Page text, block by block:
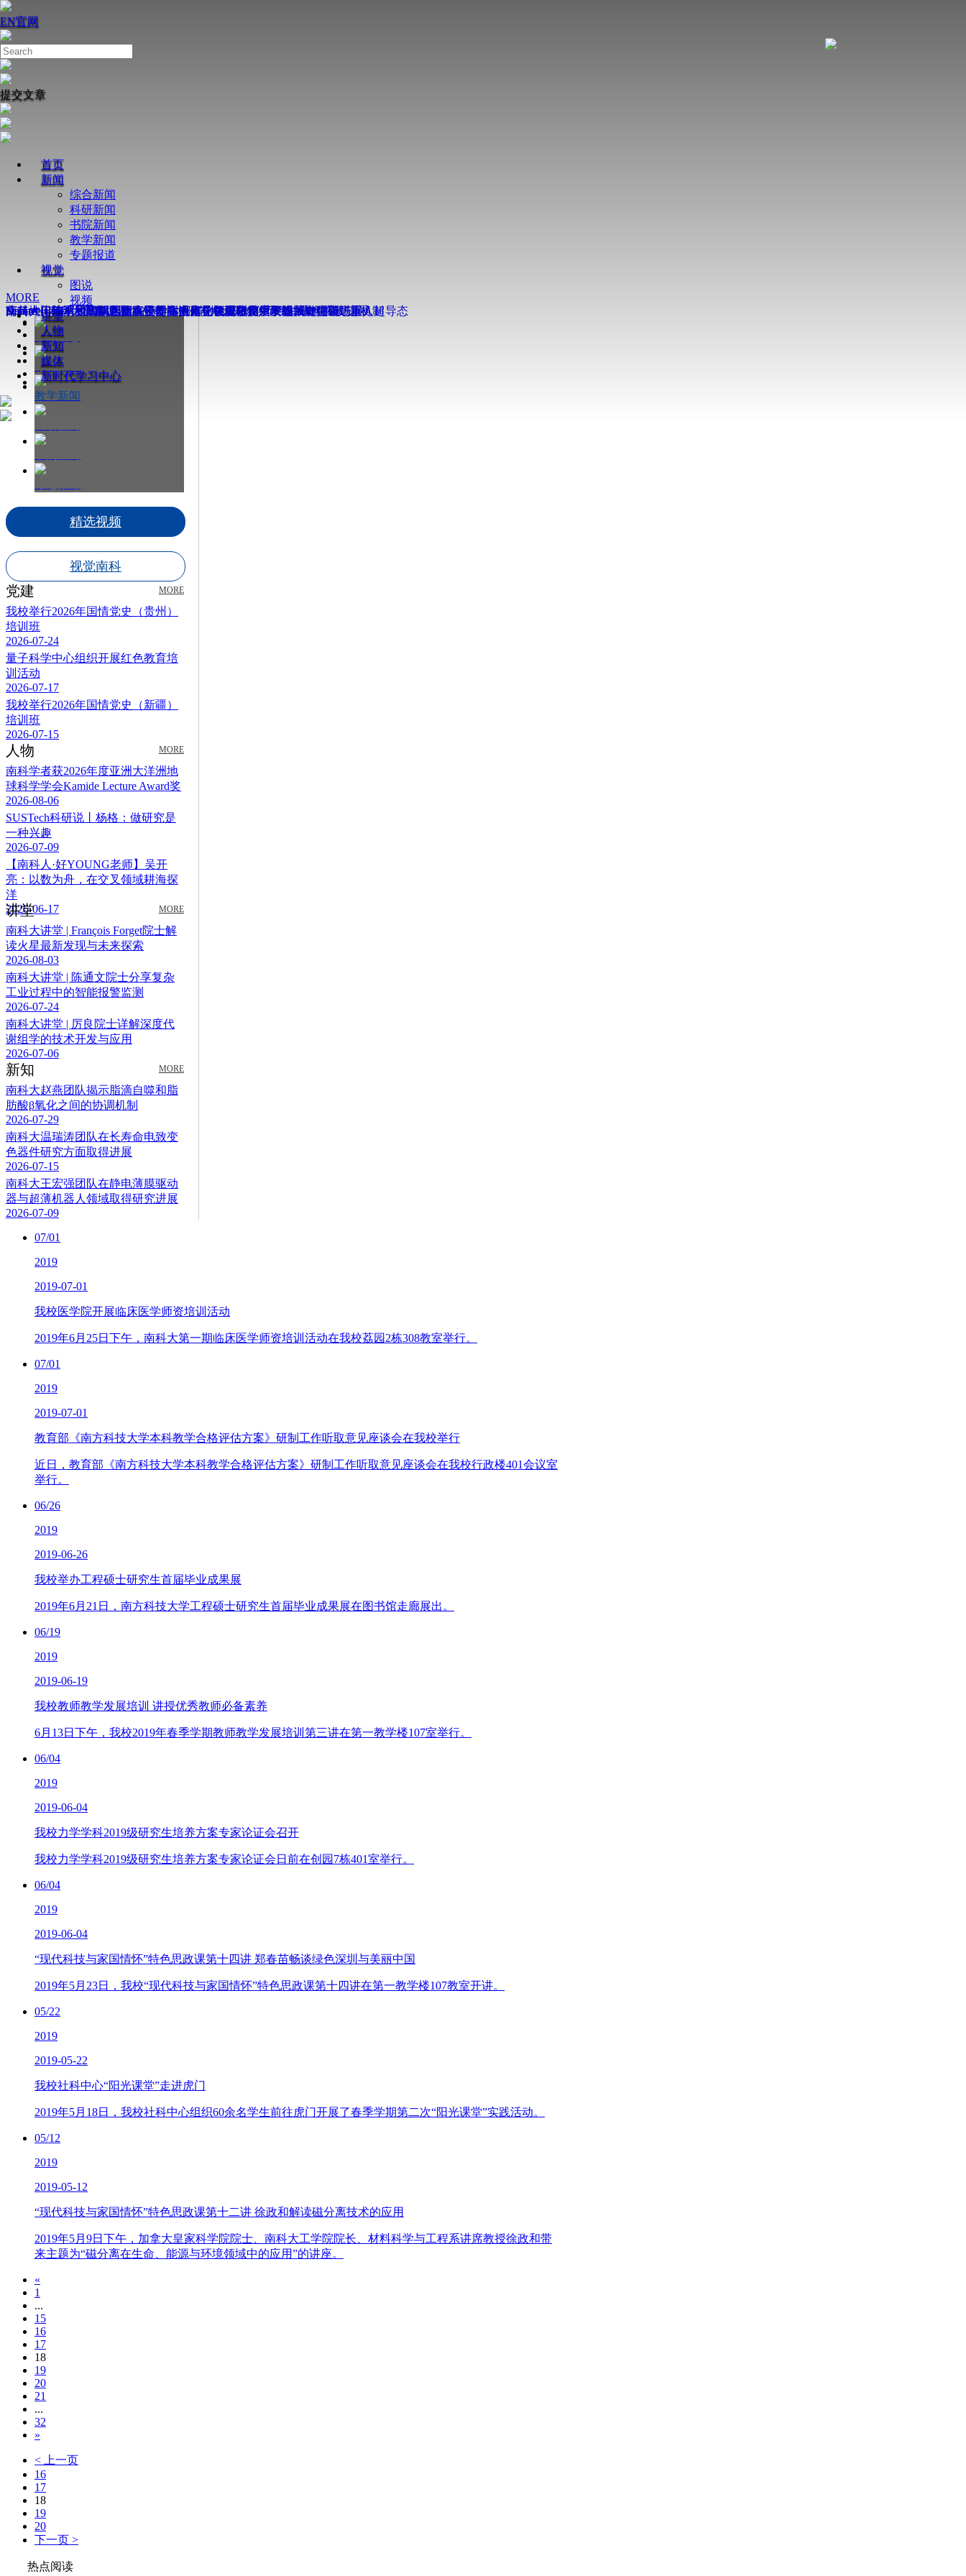
EN官网
提交文章
首页
新闻
综合新闻
科研新闻
书院新闻
教学新闻
专题报道
视觉
图说
视频
讲堂
人物
新知
媒体
新时代学习中心
Nature丨南科大周鑫课题组在奇点增强芯片级陀螺仪研究中取得重要进展
南科大田瑞军和陶丽芝团队合作在活体化学蛋白质组学领域取得新进展
薛其坤—陈卓昱团队合作在镍基高温超导机理研究中取得关键突破
Science丨南科大谭斌团队在不对称光催化领域取得重要进展
南科大何佳清团队揭示超离子导体中离子在皮秒尺度下的“结伴扩散”新机制
Nature丨南科大薛其坤-陈卓昱团队合作在镍氧化物中发现新奇强磁场重入超导态
MORE
最新动态
综合新闻
教学新闻
精选视频
视觉南科
党建 MORE
我校举行2026年国情党史（贵州）
培训班
2026-07-24
量子科学中心组织开展红色教育培
训活动
2026-07-17
我校举行2026年国情党史（新疆）
培训班
2026-07-15
人物 MORE
南科学者获2026年度亚洲大洋洲地
球科学学会Kamide Lecture Award奖
2026-08-06
SUSTech科研说丨杨格：做研究是
一种兴趣
2026-07-09
【南科人·好YOUNG老师】吴开
亮：以数为舟，在交叉领域耕海探
洋
2026-06-17
讲堂 MORE
南科大讲堂 | François Forget院士解
读火星最新发现与未来探索
2026-08-03
南科大讲堂 | 陈通文院士分享复杂
工业过程中的智能报警监测
2026-07-24
南科大讲堂 | 厉良院士详解深度代
谢组学的技术开发与应用
2026-07-06
新知 MORE
南科大赵燕团队揭示脂滴自噬和脂
肪酸β氧化之间的协调机制
2026-07-29
南科大温瑞涛团队在长寿命电致变
色器件研究方面取得进展
2026-07-15
南科大王宏强团队在静电薄膜驱动
器与超薄机器人领域取得研究进展
2026-07-09
07/01
2019
2019-07-01
我校医学院开展临床医学师资培训活动
2019年6月25日下午，南科大第一期临床医学师资培训活动在我校荔园2栋308教室举行。
07/01
2019
2019-07-01
教育部《南方科技大学本科教学合格评估方案》研制工作听取意见座谈会在我校举行
近日，教育部《南方科技大学本科教学合格评估方案》研制工作听取意见座谈会在我校行政楼401会议室
举行。
06/26
2019
2019-06-26
我校举办工程硕士研究生首届毕业成果展
2019年6月21日，南方科技大学工程硕士研究生首届毕业成果展在图书馆走廊展出。
06/19
2019
2019-06-19
我校教师教学发展培训 讲授优秀教师必备素养
6月13日下午，我校2019年春季学期教师教学发展培训第三讲在第一教学楼107室举行。
06/04
2019
2019-06-04
我校力学学科2019级研究生培养方案专家论证会召开
我校力学学科2019级研究生培养方案专家论证会日前在创园7栋401室举行。
06/04
2019
2019-06-04
“现代科技与家国情怀”特色思政课第十四讲 郑春苗畅谈绿色深圳与美丽中国
2019年5月23日，我校“现代科技与家国情怀”特色思政课第十四讲在第一教学楼107教室开讲。
05/22
2019
2019-05-22
我校社科中心“阳光课堂”走进虎门
2019年5月18日，我校社科中心组织60余名学生前往虎门开展了春季学期第二次“阳光课堂”实践活动。
05/12
2019
2019-05-12
“现代科技与家国情怀”特色思政课第十二讲 徐政和解读磁分离技术的应用
2019年5月9日下午，加拿大皇家科学院院士、南科大工学院院长、材料科学与工程系讲席教授徐政和带
来主题为“磁分离在生命、能源与环境领域中的应用”的讲座。
«
1
...
15
16
17
18
19
20
21
...
32
»
< 上一页
16
17
18
19
20
下一页 >
热点阅读